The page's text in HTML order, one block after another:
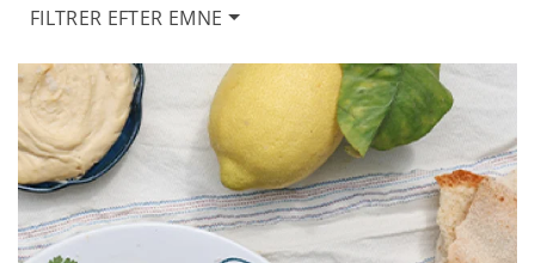
FILTRER EFTER EMNE